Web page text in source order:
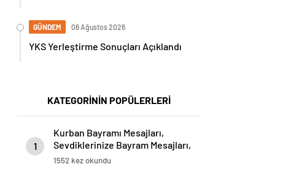
GÜNDEM 06 Ağustos 2026
YKS Yerleştirme Sonuçları Açıklandı
KATEGORİNİN POPÜLERLERİ
1
Kurban Bayramı Mesajları,
Sevdiklerinize Bayram Mesajları,
Resimli Bayram Mesajları..
1552 kez okundu